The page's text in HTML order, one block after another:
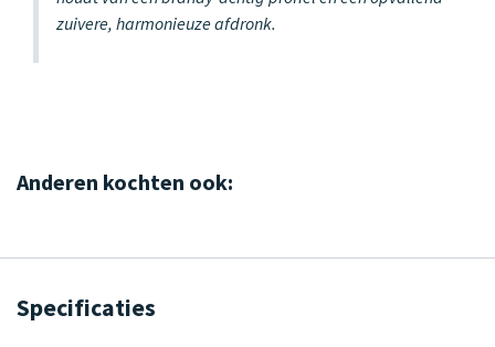
zuivere, harmonieuze afdronk.
Anderen kochten ook:
Specificaties